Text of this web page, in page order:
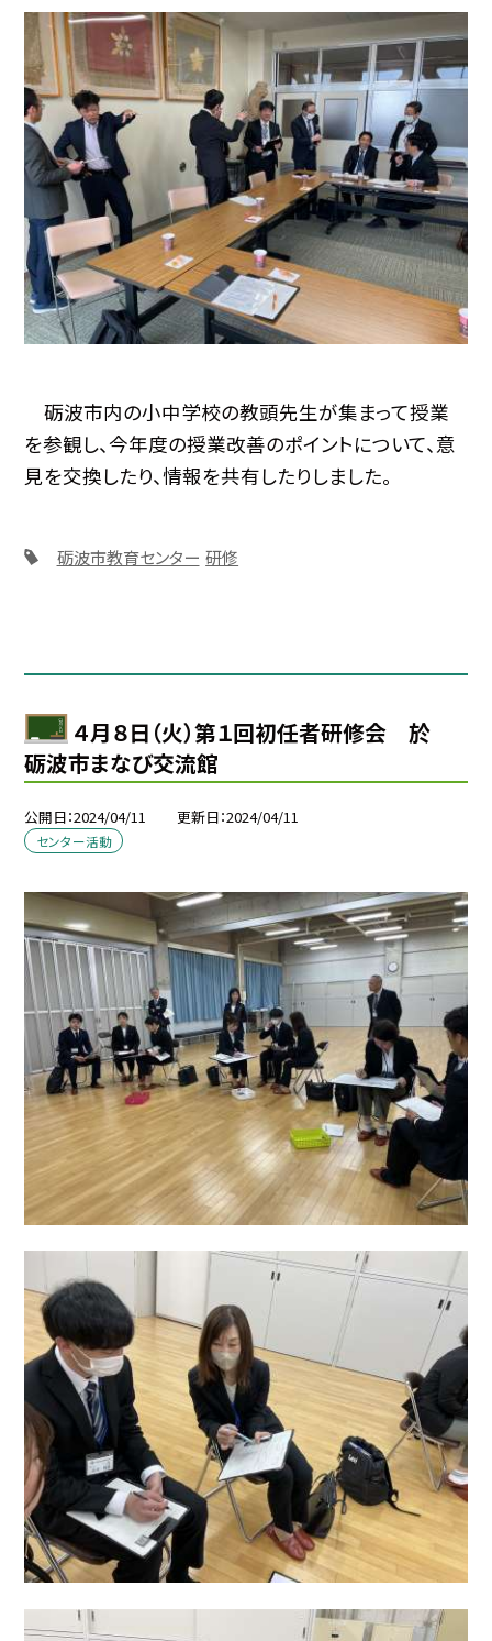
砺波市内の小中学校の教頭先生が集まって授業
を参観し、今年度の授業改善のポイントについて、意
見を交換したり、情報を共有したりしました。
砺波市教育センター 研修
４月８日（火）第１回初任者研修会 於
砺波市まなび交流館
公開日 2024/04/11 更新日 2024/04/11
センター活動